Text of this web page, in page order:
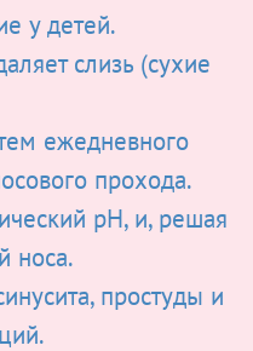
у детей.
слизь (сухие
ежедневного
прохода.
pH, и, решая
носа.
простуды и